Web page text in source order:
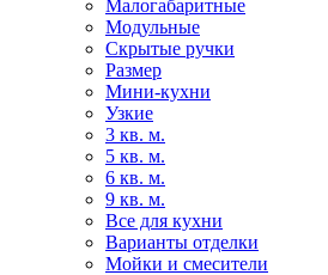
Малогабаритные
Модульные
Скрытые ручки
Размер
Мини-кухни
Узкие
3 кв. м.
5 кв. м.
6 кв. м.
9 кв. м.
Все для кухни
Варианты отделки
Мойки и смесители